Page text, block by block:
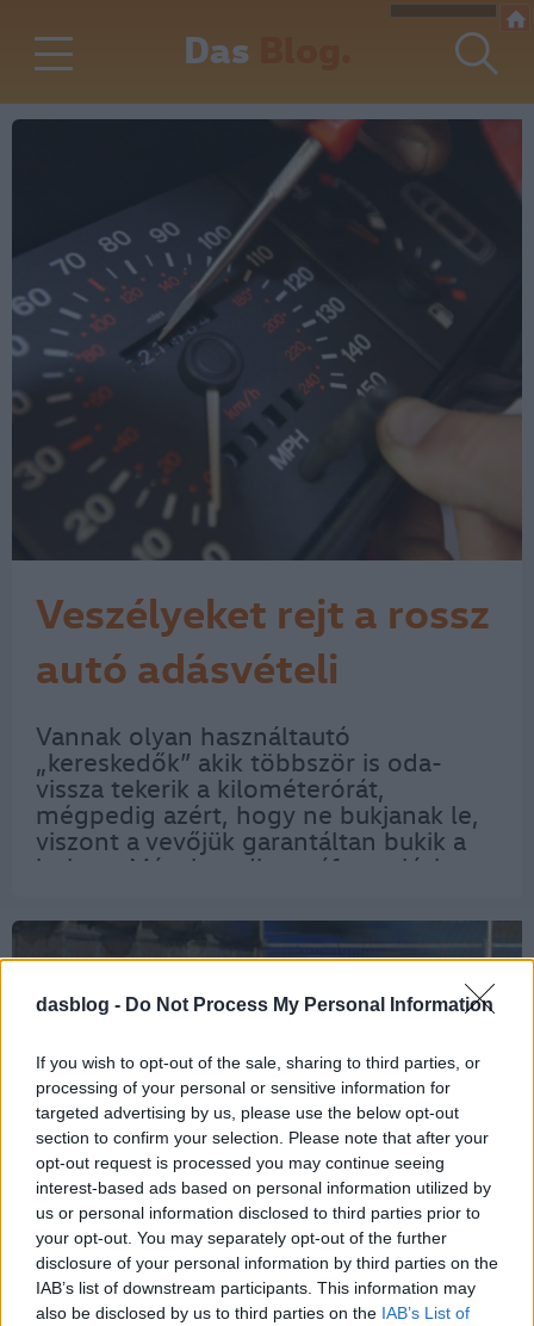
dasblog - Do Not Process My Personal Information
If you wish to opt-out of the sale, sharing to third parties, or
processing of your personal or sensitive information for
targeted advertising by us, please use the below opt-out
section to confirm your selection. Please note that after your
opt-out request is processed you may continue seeing
interest-based ads based on personal information utilized by
us or personal information disclosed to third parties prior to
your opt-out. You may separately opt-out of the further
disclosure of your personal information by third parties on the
IAB’s list of downstream participants. This information may
also be disclosed by us to third parties on the IAB’s List of
Das
Veszélyeket rejt a rossz
autó adásvételi
szerződés
Vannak olyan használtautó
„kereskedők” akik többször is oda-
vissza tekerik a kilométerórát,
mégpedig azért, hogy ne bukjanak le,
viszont a vevőjük garantáltan bukik a
bolton. Mások pedig az áfa-csalásban
segítséget. Ügyeljünk rá, hogy
használtautó vásárlásnál kerüljük el az…